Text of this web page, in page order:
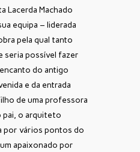
Lacerda Machado
equipa – liderada
pela qual tanto
seria possível fazer
do antigo
e da entrada
de uma professora
pai, o arquiteto
por vários pontos do
apaixonado por